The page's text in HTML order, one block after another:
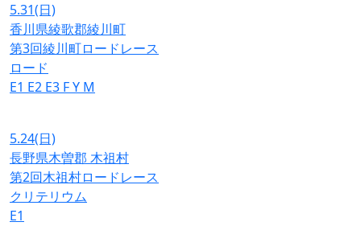
5.31(日)
香川県綾歌郡綾川町
第3回綾川町ロードレース
ロード
E1 E2 E3 FY M
5.24(日)
長野県木曽郡 木祖村
第2回木祖村ロードレース
クリテリウム
E1